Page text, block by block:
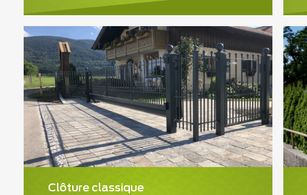
Clôture classique